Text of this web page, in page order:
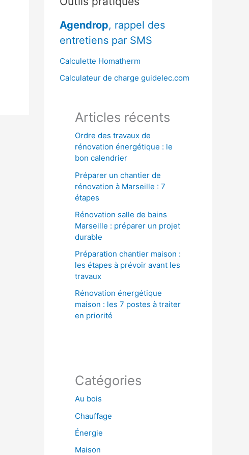
c
h
e
r
Agendrop, rappel des
entretiens par SMS
Calculette Homatherm
Calculateur de charge guidelec.com
Articles récents
Ordre des travaux de
rénovation énergétique : le
bon calendrier
Préparer un chantier de
rénovation à Marseille : 7
étapes
Rénovation salle de bains
Marseille : préparer un projet
durable
Préparation chantier maison :
les étapes à prévoir avant les
travaux
Rénovation énergétique
maison : les 7 postes à traiter
en priorité
Catégories
Au bois
Chauffage
Énergie
Maison